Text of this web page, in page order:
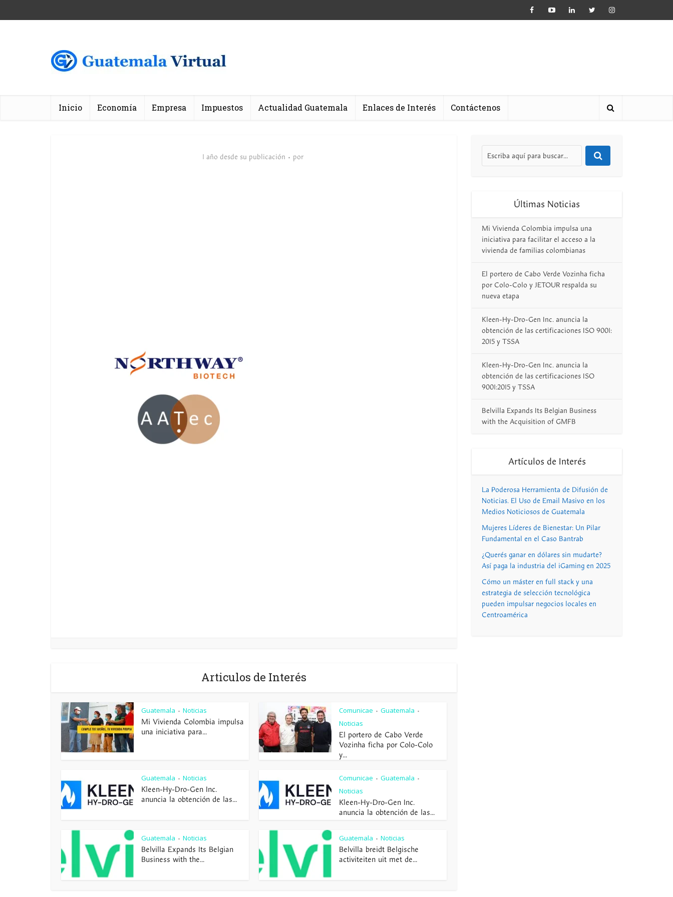
Inicio Economía Empresa Impuestos Actualidad Guatemala Enlaces de Interés Contáctenos
1 año desde su publicación por
Articulos de Interés
Guatemala • Noticias
Mi Vivienda Colombia impulsa
una iniciativa para...
Comunicae • Guatemala •
Noticias
El portero de Cabo Verde
Vozinha ficha por Colo-Colo
y...
Guatemala • Noticias
Kleen-Hy-Dro-Gen Inc.
anuncia la obtención de las...
Comunicae • Guatemala •
Noticias
Kleen-Hy-Dro-Gen Inc.
anuncia la obtención de las...
Guatemala • Noticias
Belvilla Expands Its Belgian
Business with the...
Guatemala • Noticias
Belvilla breidt Belgische
activiteiten uit met de...
Últimas Noticias
Mi Vivienda Colombia impulsa una
iniciativa para facilitar el acceso a la
vivienda de familias colombianas
El portero de Cabo Verde Vozinha ficha
por Colo-Colo y JETOUR respalda su
nueva etapa
Kleen-Hy-Dro-Gen Inc. anuncia la
obtención de las certificaciones ISO 9001:
2015 y TSSA
Kleen-Hy-Dro-Gen Inc. anuncia la
obtención de las certificaciones ISO
9001:2015 y TSSA
Belvilla Expands Its Belgian Business
with the Acquisition of GMFB
Artículos de Interés
La Poderosa Herramienta de Difusión de
Noticias. El Uso de Email Masivo en los
Medios Noticiosos de Guatemala
Mujeres Líderes de Bienestar: Un Pilar
Fundamental en el Caso Bantrab
¿Querés ganar en dólares sin mudarte?
Así paga la industria del iGaming en 2025
Cómo un máster en full stack y una
estrategia de selección tecnológica
pueden impulsar negocios locales en
Centroamérica